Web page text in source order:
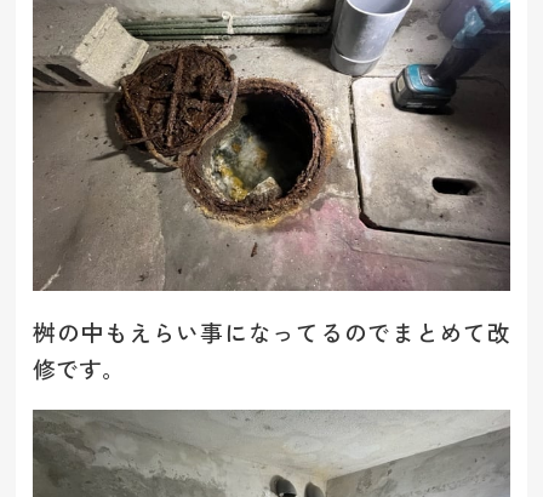
桝の中もえらい事になってるのでまとめて改
修です。